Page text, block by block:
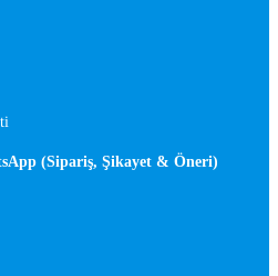
(Sipariş, Şikayet & Öneri)